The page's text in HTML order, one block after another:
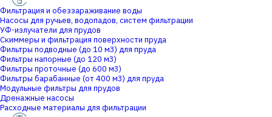
Фильтрация и обеззараживание воды
Насосы для ручьев, водопадов, систем фильтрации
УФ-излучатели для прудов
Скиммеры и фильтрация поверхности пруда
Фильтры подводные (до 10 м3) для пруда
Фильтры напорные (до 120 м3)
Фильтры проточные (до 600 м3)
Фильтры барабанные (от 400 м3) для пруда
Модульные фильтры для прудов
Дренажные насосы
Расходные материалы для фильтрации